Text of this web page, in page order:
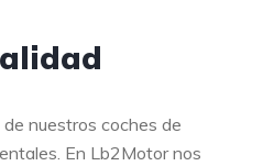
nuestros coches de
En Lb2Motor nos